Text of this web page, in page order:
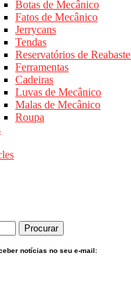
Botas de Mecânico
Fatos de Mecânico
Jerrycans
Tendas
Reservatórios de
Ferramentas
Cadeiras
Luvas de Mecânico
Malas de Mecânico
Roupa
notícias no seu e-mail: